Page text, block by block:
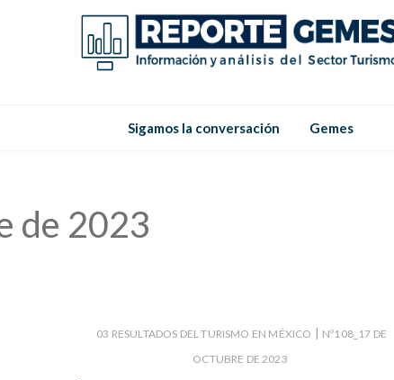
Sigamos la conversación
Gemes
de 2023
03 RESULTADOS DEL TURISMO EN MÉXICO | Nº108_17 DE
OCTUBRE DE 2023